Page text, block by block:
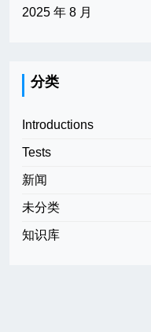
2025 年 8 月
分类
Introductions
Tests
新闻
未分类
知识库